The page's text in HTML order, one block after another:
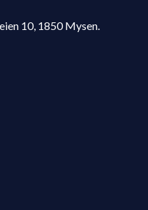
10, 1850 Mysen.